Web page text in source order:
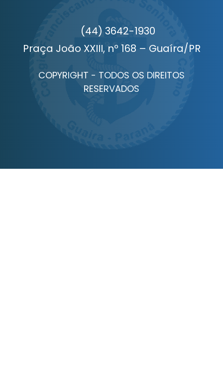
(44) 3642-1930
Praça João XXIII, nº 168 – Guaíra/PR
COPYRIGHT - TODOS OS DIREITOS
RESERVADOS